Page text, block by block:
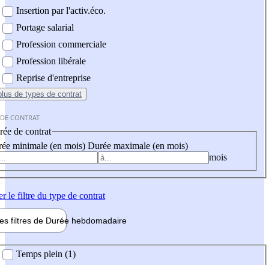
Insertion par l'activ.éco.
Portage salarial
Profession commerciale
Profession libérale
Reprise d'entreprise
de types de contrat
CONTRAT
de contrat
minimale (en mois) Durée maximale (en mois)
mois
le filtre du type de contrat
filtres de Durée hebdomadaire
Temps plein (1)